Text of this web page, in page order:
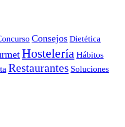
Consejos Dietética
Hostelería Hábitos
Restaurantes Soluciones